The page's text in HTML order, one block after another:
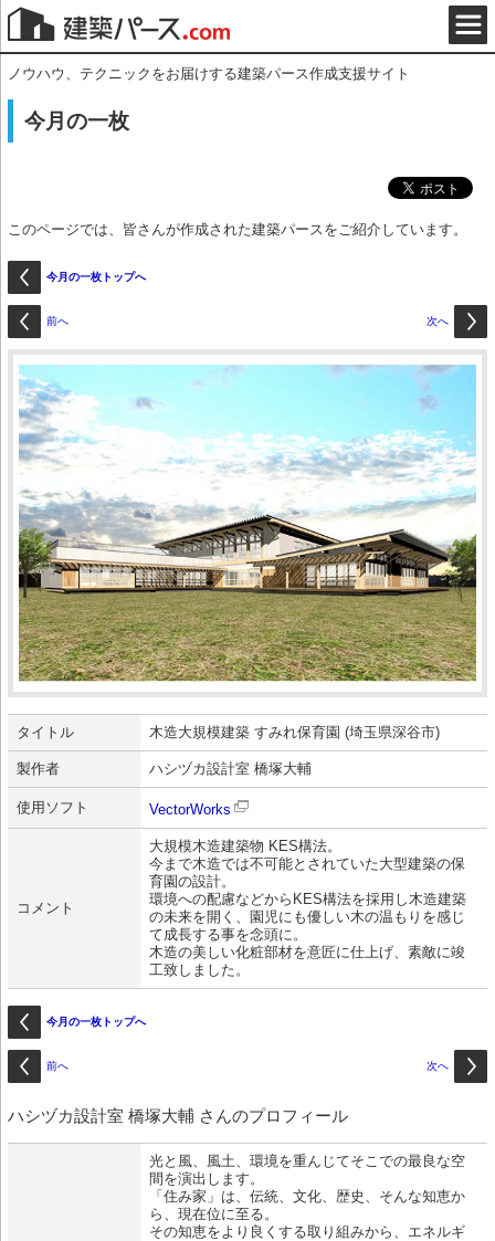
ノウハウ、テクニックをお届けする建築パース作成支援サイト
今月の一枚
このページでは、皆さんが作成された建築パースをご紹介しています。
今月の一枚トップへ
前へ 次へ
タイトル 木造大規模建築 すみれ保育園 (埼玉県深谷市)
製作者 ハシヅカ設計室 橋塚大輔
使用ソフト VectorWorks
コメント
大規模木造建築物 KES構法。
今まで木造では不可能とされていた大型建築の保
育園の設計。
環境への配慮などからKES構法を採用し木造建築
の未来を開く、園児にも優しい木の温もりを感じ
て成長する事を念頭に。
木造の美しい化粧部材を意匠に仕上げ、素敵に竣
工致しました。
今月の一枚トップへ
前へ 次へ
ハシヅカ設計室 橋塚大輔 さんのプロフィール
光と風、風土、環境を重んじてそこでの最良な空
間を演出します。
「住み家」は、伝統、文化、歴史、そんな知恵か
ら、現在位に至る。
その知恵をより良くする取り組みから、エネルギ